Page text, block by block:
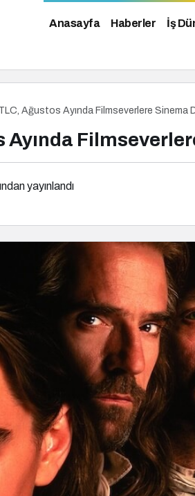
Anasayfa Haberler İş
Ağustos Ayında Filmseverlere Sinema
Ayında
yayınlandı